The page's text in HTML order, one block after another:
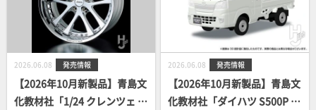
2026.06.08 発売情報
【2026年10月新製品】青島文
化教材社「1/24 クレンツェ L
2026.06.08 発売情報
【2026年10月新製品】青島文
化教材社「ダイハツ S500P ハ